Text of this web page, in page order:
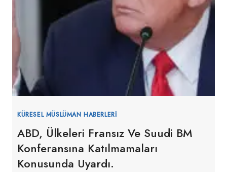
KÜRESEL MÜSLÜMAN HABERLERI
ABD, Ülkeleri Fransız Ve Suudi BM
Konferansına Katılmamaları
Konusunda Uyardı.